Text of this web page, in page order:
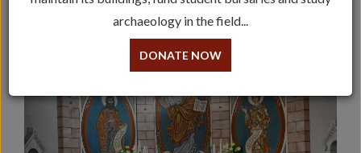
Le lieu du protomartyr
archaeology in the field...
DONATE NOW